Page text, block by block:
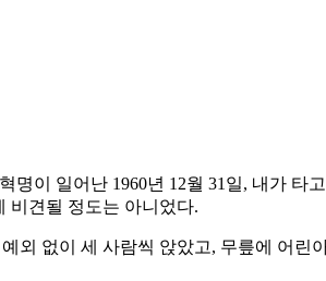
이 일어난 1960년 12월 31일, 내가 타
비견될 정도는 아니었다.
외 없이 세 사람씩 앉았고, 무릎에 어